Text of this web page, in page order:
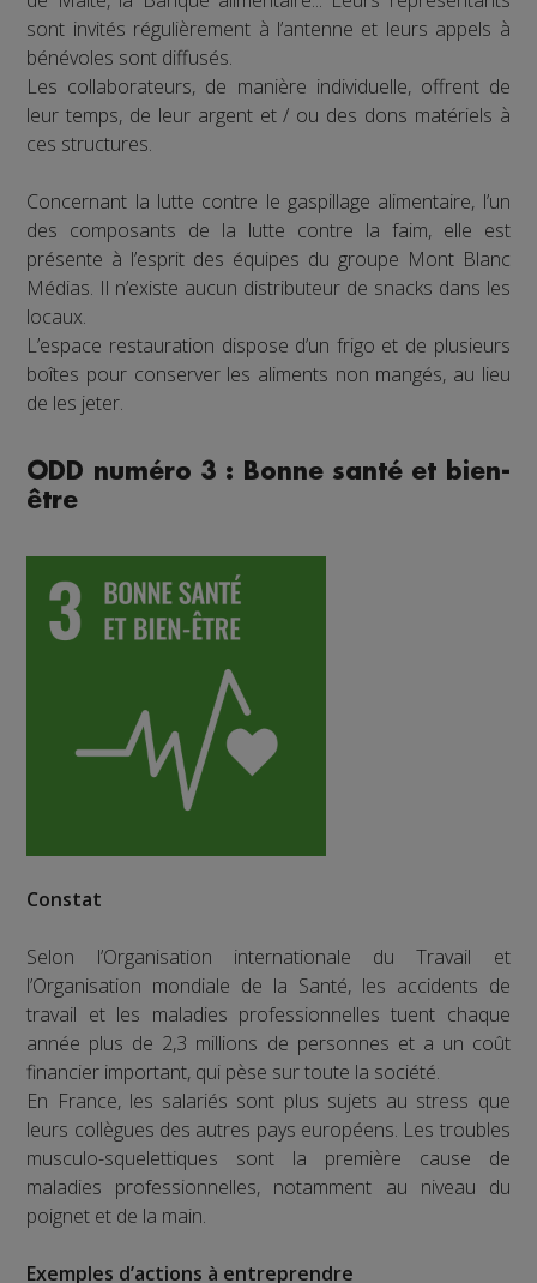
sont invités régulièrement à l’antenne et leurs appels à
bénévoles sont diffusés.
Les collaborateurs, de manière individuelle, offrent de
leur temps, de leur argent et / ou des dons matériels à
ces structures.
Concernant la lutte contre le gaspillage alimentaire, l’un
des composants de la lutte contre la faim, elle est
présente à l’esprit des équipes du groupe Mont Blanc
Médias. Il n’existe aucun distributeur de snacks dans les
locaux.
L’espace restauration dispose d’un frigo et de plusieurs
boîtes pour conserver les aliments non mangés, au lieu
de les jeter.
ODD numéro 3 : Bonne santé et bien-
être
Constat
Selon l’Organisation internationale du Travail et
l’Organisation mondiale de la Santé, les accidents de
travail et les maladies professionnelles tuent chaque
année plus de 2,3 millions de personnes et a un coût
financier important, qui pèse sur toute la société.
En France, les salariés sont plus sujets au stress que
leurs collègues des autres pays européens. Les troubles
musculo-squelettiques sont la première cause de
maladies professionnelles, notamment au niveau du
poignet et de la main.
Exemples d’actions à entreprendre